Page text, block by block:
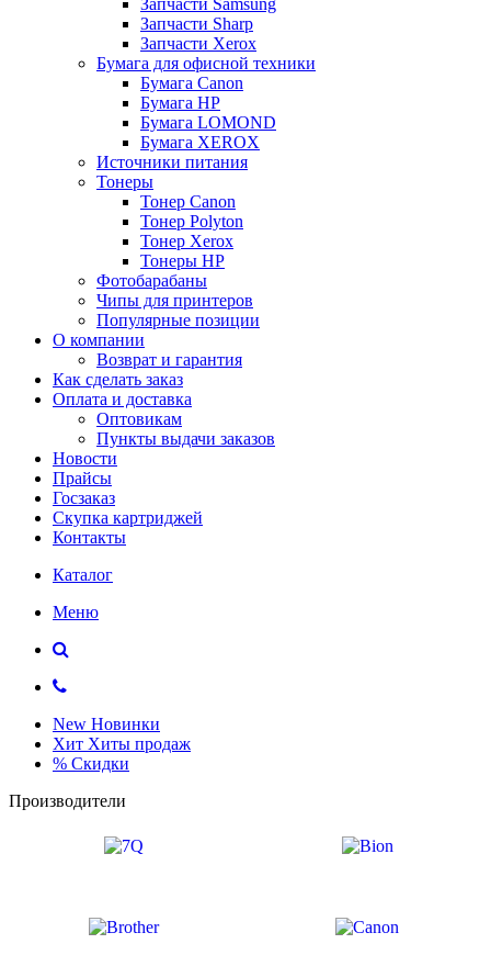
Запчасти Samsung
Запчасти Sharp
Запчасти Xerox
Бумага для офисной техники
Бумага Canon
Бумага HP
Бумага LOMOND
Бумага XEROX
Источники питания
Тонеры
Тонер Canon
Тонер Polyton
Тонер Xerox
Тонеры HP
Фотобарабаны
Чипы для принтеров
Популярные позиции
О компании
Возврат и гарантия
Как сделать заказ
Оплата и доставка
Оптовикам
Пункты выдачи заказов
Новости
Прайсы
Госзаказ
Скупка картриджей
Контакты
Каталог
Меню
New Новинки
Хит Хиты продаж
% Скидки
Производители